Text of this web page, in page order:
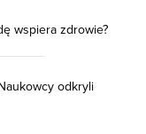
wspiera zdrowie?
odkryli